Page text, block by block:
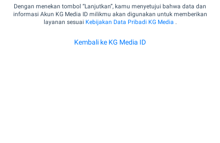
Dengan menekan tombol “Lanjutkan”, kamu menyetujui bahwa data dan
informasi Akun KG Media ID milikmu akan digunakan untuk memberikan
layanan sesuai Kebijakan Data Pribadi KG Media .
Kembali ke KG Media ID